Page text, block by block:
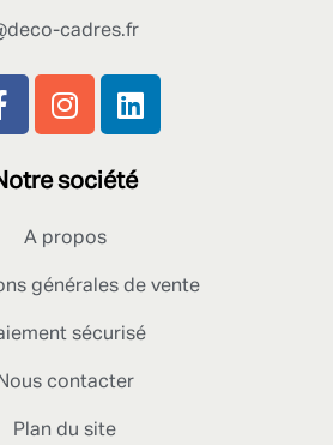
cadres.fr
société
A propos
générales de vente
sécurisé
Nous contacter
Plan du site